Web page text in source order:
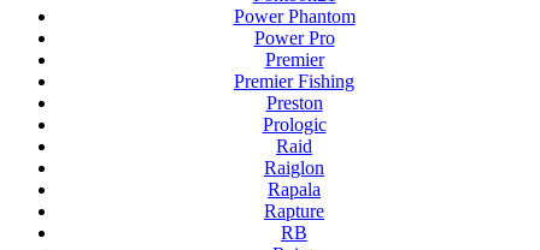
Power Phantom
Power Pro
Premier
Premier Fishing
Preston
Prologic
Raid
Raiglon
Rapala
Rapture
RB